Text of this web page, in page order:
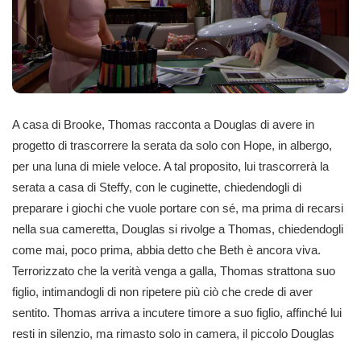
A casa di Brooke, Thomas racconta a Douglas di avere in
progetto di trascorrere la serata da solo con Hope, in albergo,
per una luna di miele veloce. A tal proposito, lui trascorrerà la
serata a casa di Steffy, con le cuginette, chiedendogli di
preparare i giochi che vuole portare con sé, ma prima di recarsi
nella sua cameretta, Douglas si rivolge a Thomas, chiedendogli
come mai, poco prima, abbia detto che Beth è ancora viva.
Terrorizzato che la verità venga a galla, Thomas strattona suo
figlio, intimandogli di non ripetere più ciò che crede di aver
sentito. Thomas arriva a incutere timore a suo figlio, affinché lui
resti in silenzio, ma rimasto solo in camera, il piccolo Douglas